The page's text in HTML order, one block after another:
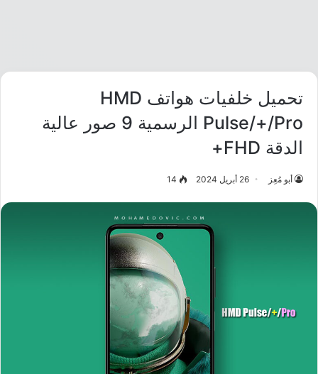
تحميل خلفيات هواتف HMD
Pulse/+/Pro الرسمية 9 صور عالية
الدقة FHD+
أبو مُعِز 26 أبريل 2024 14